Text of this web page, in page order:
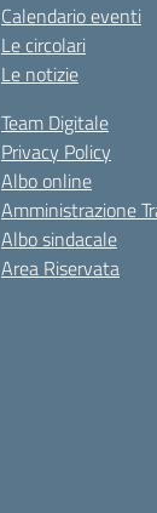
Calendario eventi
Le circolari
Le notizie
Team Digitale
Privacy Policy
Albo online
Amministrazione
Albo sindacale
Area Riservata